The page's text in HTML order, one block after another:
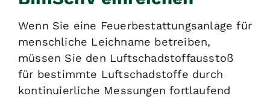
Wenn Sie eine Feuerbestattungsanlage für
menschliche Leichname betreiben,
müssen Sie den Luftschadstoffausstoß
für bestimmte Luftschadstoffe durch
kontinuierliche Messungen fortlaufend